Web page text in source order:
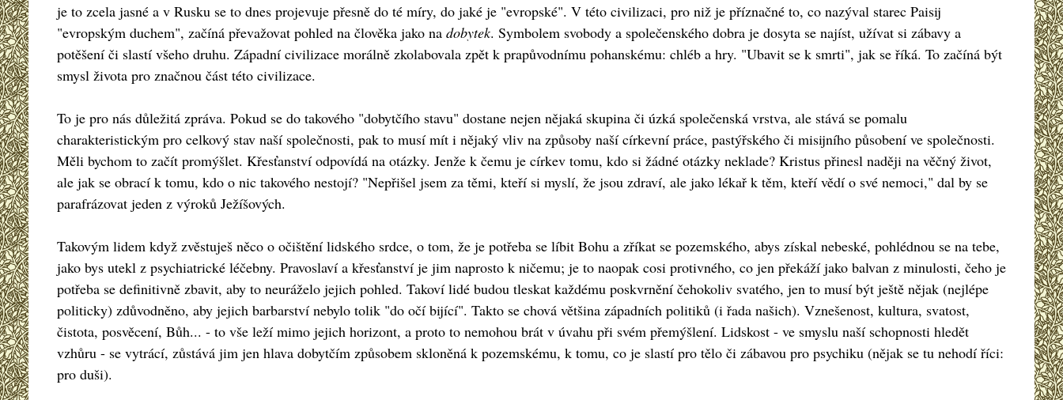
je to zcela jasné a v Rusku se to dnes projevuje přesně do té míry, do jaké je "evropské". V této civilizaci, pro niž je příznačné to, co nazýval starec Paisij
"evropským duchem", začíná převažovat pohled na člověka jako na dobytek. Symbolem svobody a společenského dobra je dosyta se najíst, užívat si zábavy a
potěšení či slastí všeho druhu. Západní civilizace morálně zkolabovala zpět k prapůvodnímu pohanskému: chléb a hry. "Ubavit se k smrti", jak se říká. To začíná být
smysl života pro značnou část této civilizace.
To je pro nás důležitá zpráva. Pokud se do takového "dobytčího stavu" dostane nejen nějaká skupina či úzká společenská vrstva, ale stává se pomalu
charakteristickým pro celkový stav naší společnosti, pak to musí mít i nějaký vliv na způsoby naší církevní práce, pastýřského či misijního působení ve společnosti.
Měli bychom to začít promýšlet. Křesťanství odpovídá na otázky. Jenže k čemu je církev tomu, kdo si žádné otázky neklade? Kristus přinesl naději na věčný život,
ale jak se obrací k tomu, kdo o nic takového nestojí? "Nepřišel jsem za těmi, kteří si myslí, že jsou zdraví, ale jako lékař k těm, kteří vědí o své nemoci," dal by se
parafrázovat jeden z výroků Ježíšových.
Takovým lidem když zvěstuješ něco o očištění lidského srdce, o tom, že je potřeba se líbit Bohu a zříkat se pozemského, abys získal nebeské, pohlédnou se na tebe,
jako bys utekl z psychiatrické léčebny. Pravoslaví a křesťanství je jim naprosto k ničemu; je to naopak cosi protivného, co jen překáží jako balvan z minulosti, čeho je
potřeba se definitivně zbavit, aby to neuráželo jejich pohled. Takoví lidé budou tleskat každému poskvrnění čehokoliv svatého, jen to musí být ještě nějak (nejlépe
politicky) zdůvodněno, aby jejich barbarství nebylo tolik "do očí bijící". Takto se chová většina západních politiků (i řada našich). Vznešenost, kultura, svatost,
čistota, posvěcení, Bůh... - to vše leží mimo jejich horizont, a proto to nemohou brát v úvahu při svém přemýšlení. Lidskost - ve smyslu naší schopnosti hledět
vzhůru - se vytrácí, zůstává jim jen hlava dobytčím způsobem skloněná k pozemskému, k tomu, co je slastí pro tělo či zábavou pro psychiku (nějak se tu nehodí říci:
pro duši).